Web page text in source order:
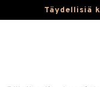
Täydellisiä